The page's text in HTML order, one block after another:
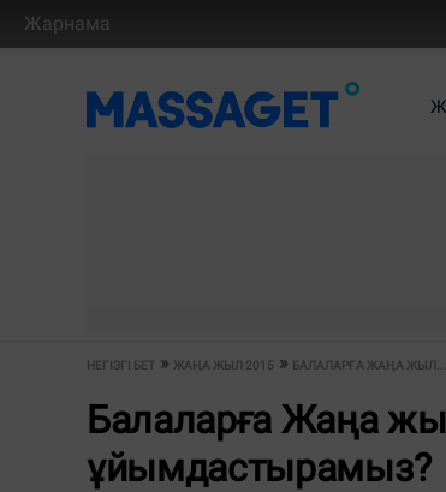
Жарнама
НЕГІЗГІ БЕТ ЖАҢА ЖЫЛ 2015 БАЛАЛАРҒА ЖАҢА ЖЫЛ...
Балаларға Жаңа
ұйымдастырамыз?